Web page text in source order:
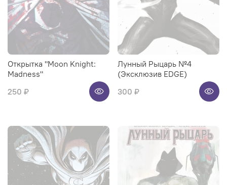
Открытка "Moon Knight:
Madness"
250 ₽
Лунный Рыцарь №4
(Эксклюзив EDGE)
300 ₽